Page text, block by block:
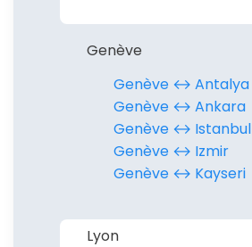
Genève
Genève ↔︎ Antalya
Genève ↔︎ Ankara
Genève ↔︎ Istanbul
Genève ↔︎ Izmir
Genève ↔︎ Kayseri
Lyon